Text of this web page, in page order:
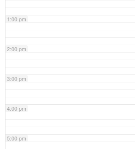
1:00 pm
2:00 pm
3:00 pm
4:00 pm
5:00 pm